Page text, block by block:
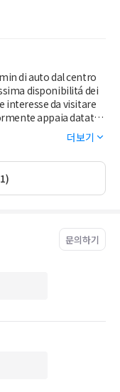
di auto dal centro
disponibilitá dei
interesse da visitare
appaia datata,
moderna e
gode di una
tornare in zona
더보기
문의하기